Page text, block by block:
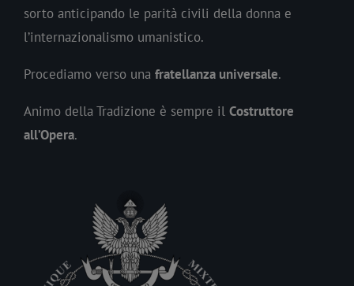
sorto anticipando le parità civili della donna e
l’internazionalismo umanistico.
Procediamo verso una fratellanza universale.
Animo della Tradizione è sempre il Costruttore
all’Opera.